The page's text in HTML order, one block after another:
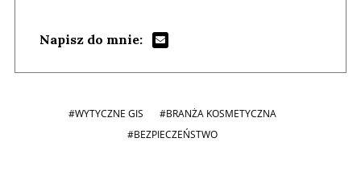
Napisz do mnie:
#WYTYCZNE GIS
#BRANŻA KOSMETYCZNA
#BEZPIECZEŃSTWO